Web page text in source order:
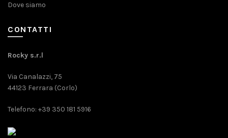
Dove siamo
CONTATTI
Rocky s.r.l
Via Canalazzi, 75
44123 Ferrara (Corlo)
Telefono: +39 350 181 5916